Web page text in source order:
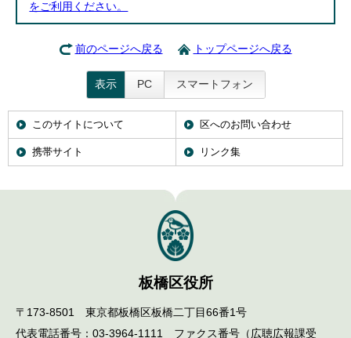
をご利用ください。
前のページへ戻る トップページへ戻る
表示 PC スマートフォン
このサイトについて 区へのお問い合わせ
携帯サイト リンク集
板橋区役所
〒173-8501 東京都板橋区板橋二丁目66番1号
代表電話番号：03-3964-1111 ファクス番号（広聴広報課受